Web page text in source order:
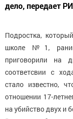
дело, передает
Подростка,
школе №1, ранив
приговорили на
соответсвии с
стало известно,
отношении 17-
на убийство двух и